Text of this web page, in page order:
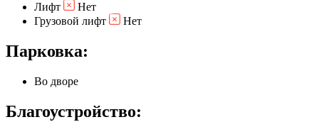
Лифт
Нет
Грузовой лифт
Нет
Парковка:
Во дворе
Благоустройство: